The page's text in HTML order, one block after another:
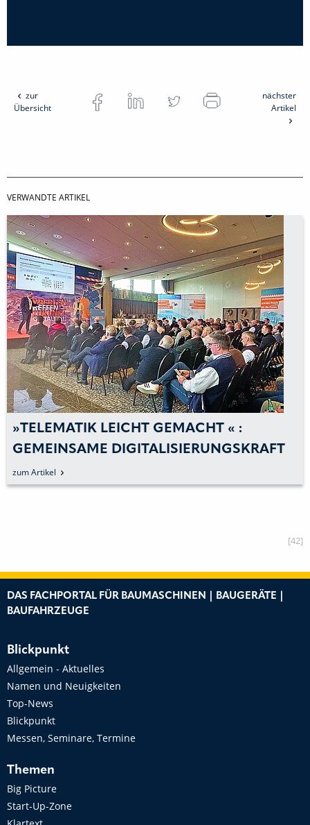
zur
Übersicht
nächster
Artikel
VERWANDTE ARTIKEL
»TELEMATIK LEICHT GEMACHT « :
GEMEINSAME DIGITALISIERUNGSKRAFT
UNTER BEWEIS GESTELLT
zum Artikel
[42]
DAS FACHPORTAL FÜR BAUMASCHINEN | BAUGERÄTE |
BAUFAHRZEUGE
Blickpunkt
Allgemein - Aktuelles
Namen und Neuigkeiten
Top-News
Blickpunkt
Messen, Seminare, Termine
Themen
Big Picture
Start-Up-Zone